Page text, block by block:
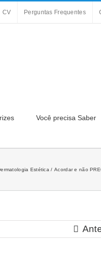
CV Perguntas Frequentes
Você precisa Saber
Estética Acordar e não